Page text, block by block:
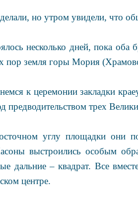
но утром увидели, что
несколько дней, пока оба
пор земля горы Мория
к церемонии закладки
предводительством трех
углу площадки они
выстроились особым
дальние – квадрат. Все
центре.